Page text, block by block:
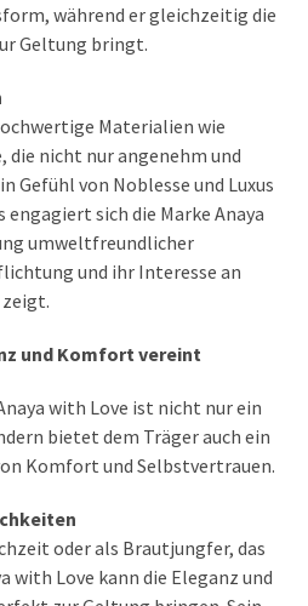
während er gleichzeitig die
Geltung bringt.
Materialien wie
die nicht nur angenehm und
Gefühl von Noblesse und Luxus
sich die Marke Anaya
umweltfreundlicher
und ihr Interesse an
und Komfort vereint
with Love ist nicht nur ein
bietet dem Träger auch ein
Komfort und Selbstvertrauen.
oder als Brautjungfer, das
with Love kann die Eleganz und